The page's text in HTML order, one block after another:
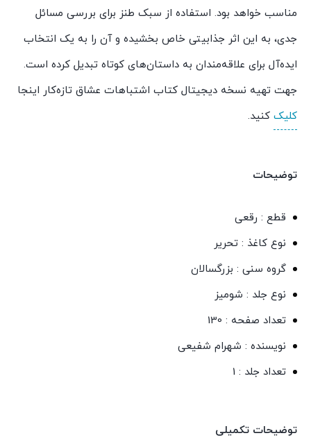
مناسب خواهد بود. استفاده از سبک طنز برای بررسی مسائل
جدی، به این اثر جذابیتی خاص بخشیده و آن را به یک انتخاب
ایده‌آل برای علاقه‌مندان به داستان‌های کوتاه تبدیل کرده است.
جهت تهیه نسخه دیجیتال کتاب اشتباهات عشاق تازه‌کار اینجا
کلیک کنید.
توضیحات
قطع : رقعی
نوع کاغذ : تحریر
گروه سنی : بزرگسالان
نوع جلد : شومیز
تعداد صفحه : 130
نویسنده : شهرام شفیعی
تعداد جلد : 1
توضیحات تکمیلی